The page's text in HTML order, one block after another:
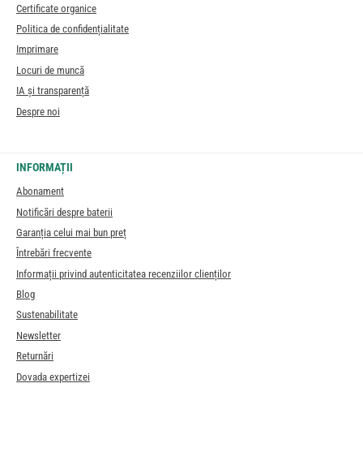
Certificate organice
Politica de confidențialitate
Imprimare
Locuri de muncă
IA și transparență
Despre noi
INFORMAȚII
Abonament
Notificări despre baterii
Garanția celui mai bun preț
Întrebări frecvente
Informații privind autenticitatea recenziilor clienților
Blog
Sustenabilitate
Newsletter
Returnări
Dovada expertizei